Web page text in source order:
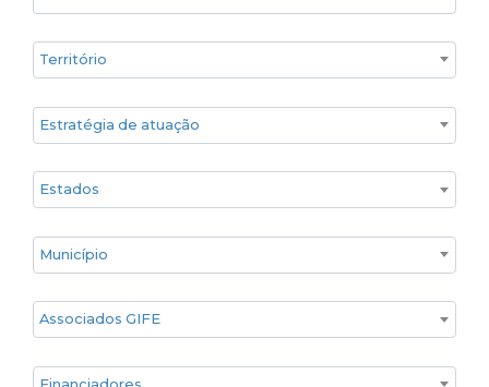
Territórios
Estratégia de atuação
Estado
Cidade
Associados GIFE
Financiadores